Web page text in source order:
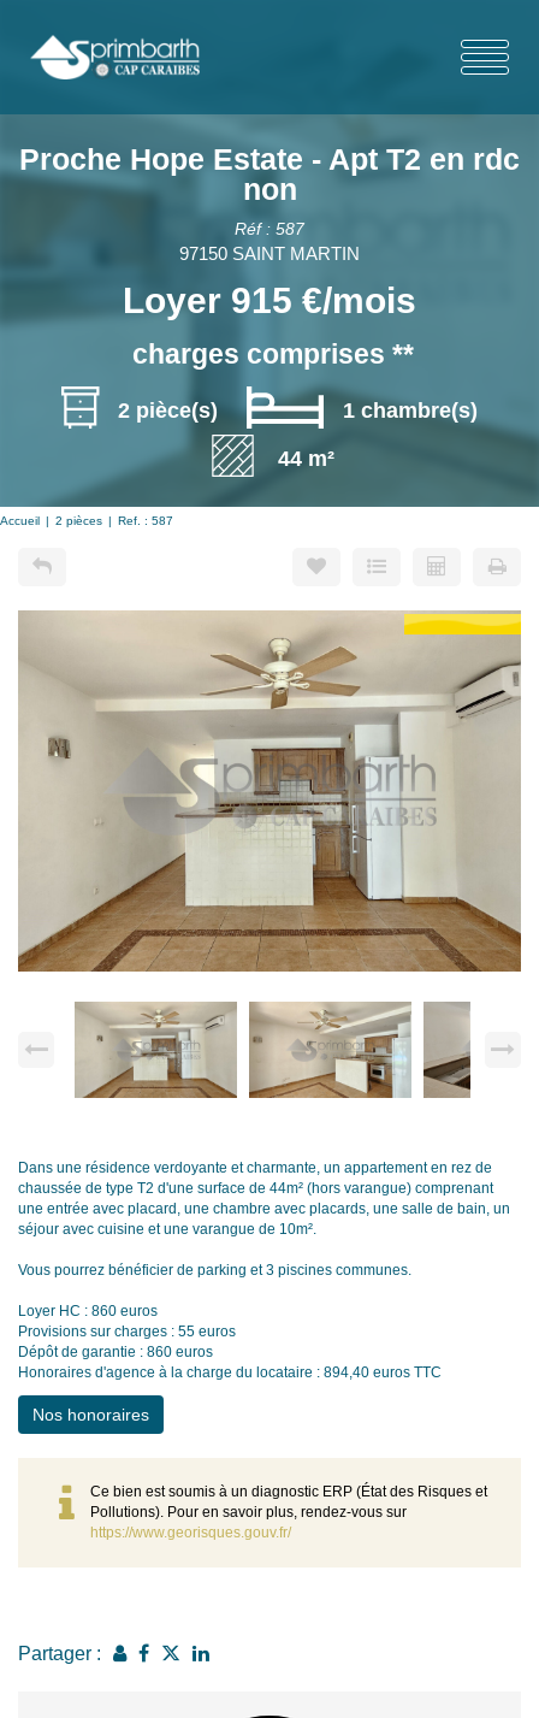
Proche Hope Estate - Apt T2 en rdc
non
Réf : 587
97150 SAINT MARTIN
Loyer 915 €/mois
charges comprises **
2 pièce(s)
1 chambre(s)
44 m²
Accueil 2 pièces Ref. : 587
Dans une résidence verdoyante et charmante, un appartement en rez de
chaussée de type T2 d'une surface de 44m² (hors varangue) comprenant
une entrée avec placard, une chambre avec placards, une salle de bain, un
séjour avec cuisine et une varangue de 10m².
Vous pourrez bénéficier de parking et 3 piscines communes.
Loyer HC : 860 euros
Provisions sur charges : 55 euros
Dépôt de garantie : 860 euros
Honoraires d'agence à la charge du locataire : 894,40 euros TTC
Nos honoraires
Ce bien est soumis à un diagnostic ERP (État des Risques et
Pollutions). Pour en savoir plus, rendez-vous sur
https://www.georisques.gouv.fr/
Partager :